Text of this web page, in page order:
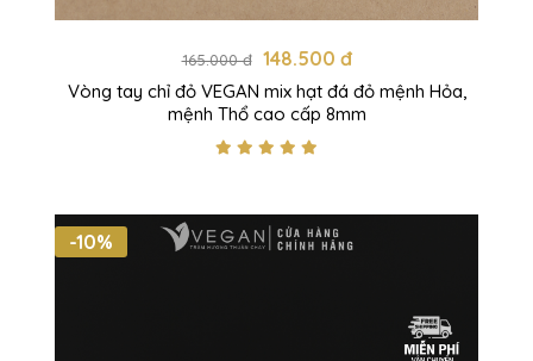
165.000 đ 148.500 đ
Vòng tay chỉ đỏ VEGAN mix hạt đá đỏ mệnh Hỏa,
mệnh Thổ cao cấp 8mm
-10%